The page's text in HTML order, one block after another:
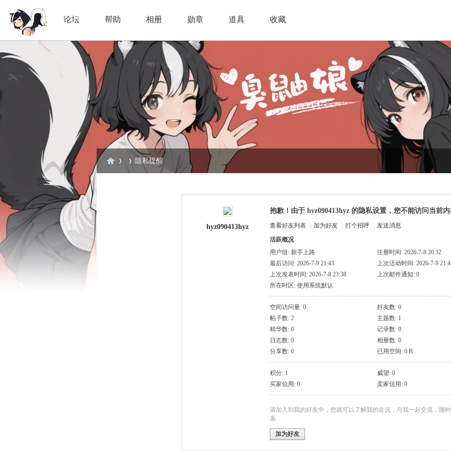
论坛 帮助 相册 勋章 道具 收藏
隐私提醒
hyz090413hyz
抱歉！由于 hyz090413hyz 的隐私设置，您不能访问当前
查看好友列表 加为好友 打个招呼
发送消息
活跃概况
用户组: 新手上路
注册时间: 2026-7-8 20:32
最后访问: 2026-7-9 21:43
上次活动时间: 2026-7-9
上次发表时间: 2026-7-8 23:38
上次邮件通知: 0
所在时区: 使用系统默认
空间访问量: 0
好友数: 0
帖子数: 2
主题数: 1
精华数: 0
记录数: 0
日志数: 0
相册数: 0
分享数: 0
已用空间: 0 B
积分: 1
威望: 0
买家信用: 0
卖家信用: 0
请加入到我的好友中，您就可以了解我的近况，与我一起交流，随
系
加为好友